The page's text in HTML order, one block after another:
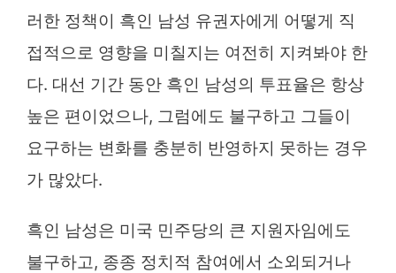
러한 정책이 흑인 남성 유권자에게 어떻게 직
접적으로 영향을 미칠지는 여전히 지켜봐야 한
다. 대선 기간 동안 흑인 남성의 투표율은 항상
높은 편이었으나, 그럼에도 불구하고 그들이
요구하는 변화를 충분히 반영하지 못하는 경우
가 많았다.
흑인 남성은 미국 민주당의 큰 지원자임에도
불구하고, 종종 정치적 참여에서 소외되거나